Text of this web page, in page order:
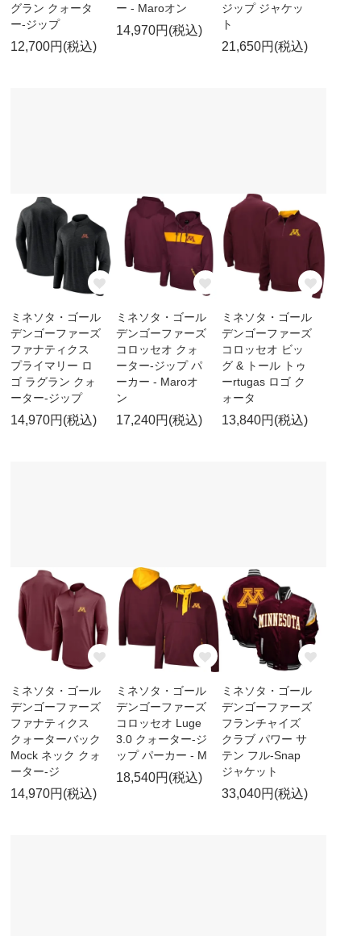
グラン クォータ
ー-ジップ
12,700円(税込)
ー - Maroオン
14,970円(税込)
ジップ ジャケッ
ト
21,650円(税込)
ミネソタ・ゴール
デンゴーファーズ
ファナティクス
プライマリー ロ
ゴ ラグラン クォ
ーター-ジップ
14,970円(税込)
ミネソタ・ゴール
デンゴーファーズ
コロッセオ クォ
ーター-ジップ パ
ーカー - Maroオ
ン
17,240円(税込)
ミネソタ・ゴール
デンゴーファーズ
コロッセオ ビッ
グ & トール トゥ
ーrtugas ロゴ ク
ォータ
13,840円(税込)
ミネソタ・ゴール
デンゴーファーズ
ファナティクス
クォーターバック
Mock ネック クォ
ーター-ジ
14,970円(税込)
ミネソタ・ゴール
デンゴーファーズ
コロッセオ Luge
3.0 クォーター-ジ
ップ パーカー - M
18,540円(税込)
ミネソタ・ゴール
デンゴーファーズ
フランチャイズ
クラブ パワー サ
テン フル-Snap
ジャケット
33,040円(税込)